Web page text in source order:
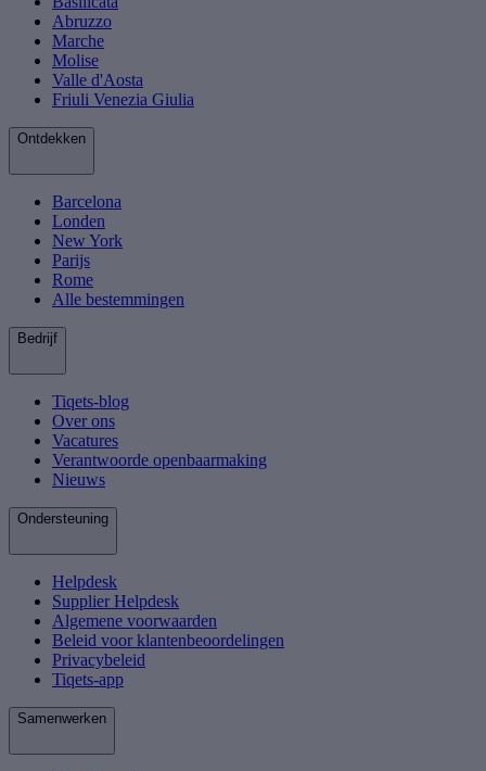
Abruzzo
Marche
Molise
Valle d'Aosta
Friuli Venezia Giulia
Ontdekken
Barcelona
Londen
New York
Parijs
Rome
Alle bestemmingen
Bedrijf
Tiqets-blog
Over ons
Vacatures
Verantwoorde openbaarmaking
Nieuws
Ondersteuning
Helpdesk
Supplier Helpdesk
Algemene voorwaarden
Beleid voor klantenbeoordelingen
Privacybeleid
Tiqets-app
Samenwerken